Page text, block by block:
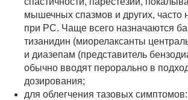
мышечных спазмов и других,
при РС. Чаще всего назначаются
тизанидин (миорелаксанты
и диазепам (представитель
обычно вводят перорально в
дозирования;
для облегчения тазовых